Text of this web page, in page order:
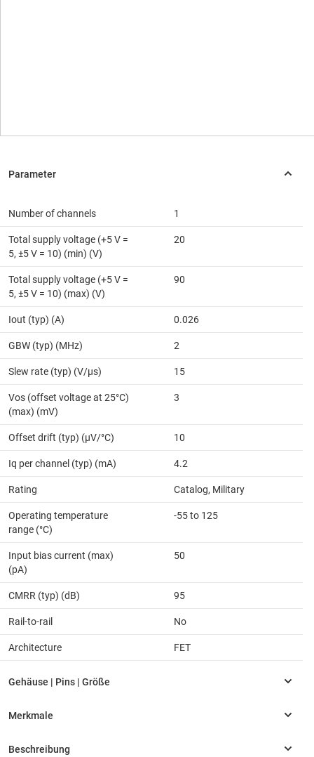
Number of channels 1
Total supply voltage (+5 V =
5, ±5 V = 10) (min) (V)
20
Total supply voltage (+5 V =
5, ±5 V = 10) (max) (V)
90
Iout (typ) (A) 0.026
GBW (typ) (MHz) 2
Slew rate (typ) (V/µs) 15
Vos (offset voltage at 25°C)
(max) (mV)
3
Offset drift (typ) (µV/°C) 10
Iq per channel (typ) (mA) 4.2
Rating Catalog, Military
Operating temperature
range (°C)
-55 to 125
Input bias current (max)
(pA)
50
CMRR (typ) (dB) 95
Rail-to-rail No
Architecture FET